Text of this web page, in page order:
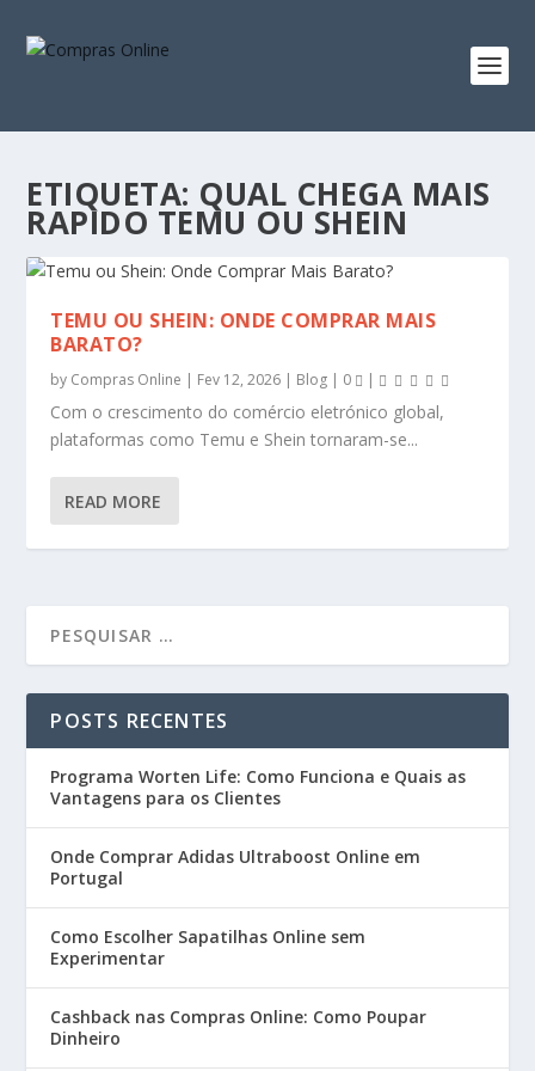
ETIQUETA: QUAL CHEGA MAIS
RAPIDO TEMU OU SHEIN
TEMU OU SHEIN: ONDE COMPRAR MAIS
BARATO?
by Compras Online | Fev 12, 2026 | Blog | 0 |
Com o crescimento do comércio eletrónico global,
plataformas como Temu e Shein tornaram-se...
READ MORE
POSTS RECENTES
Programa Worten Life: Como Funciona e Quais as
Vantagens para os Clientes
Onde Comprar Adidas Ultraboost Online em
Portugal
Como Escolher Sapatilhas Online sem
Experimentar
Cashback nas Compras Online: Como Poupar
Dinheiro